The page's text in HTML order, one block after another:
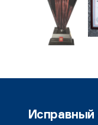
Исправный